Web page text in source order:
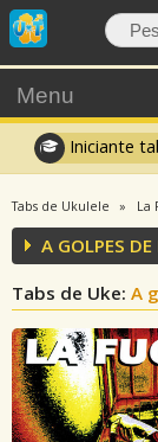
Menu
Iniciante
Tabs de Ukulele La
A GOLPES
Tabs de Uke: A